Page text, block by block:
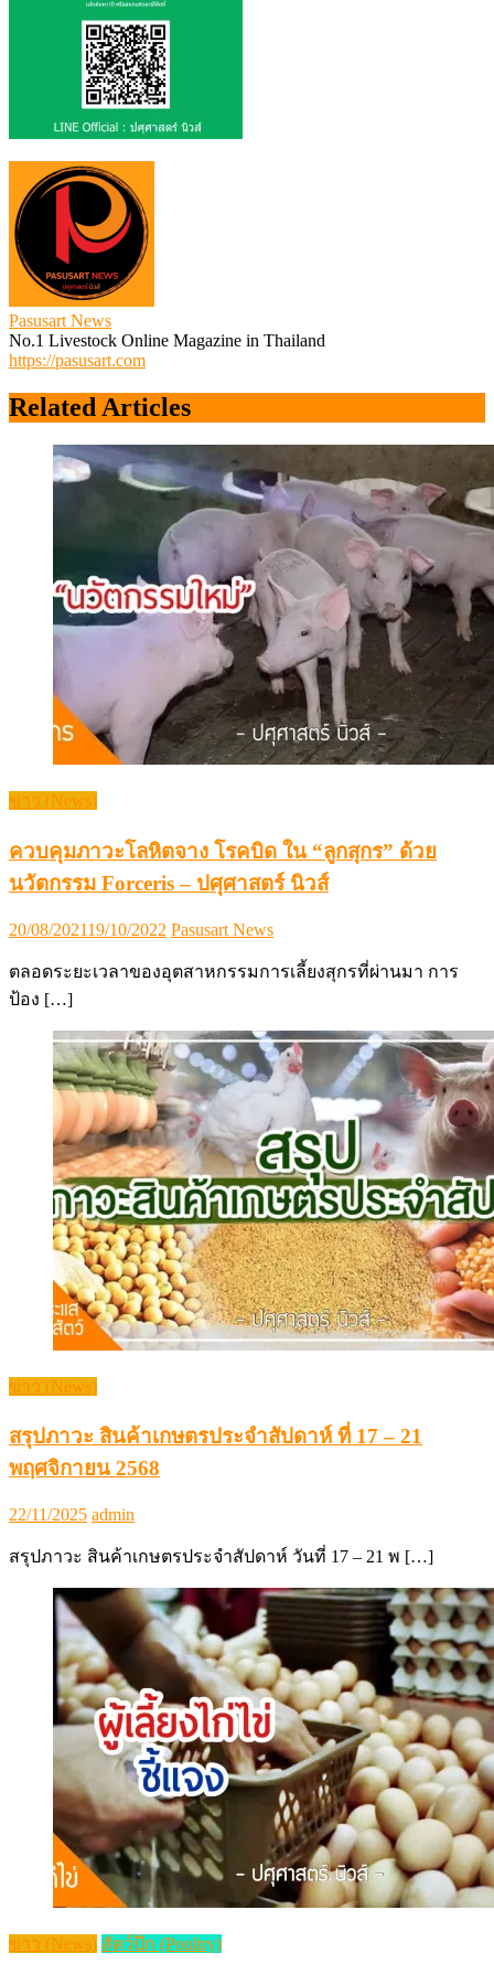
Pasusart News
No.1 Livestock Online Magazine in Thailand
https://pasusart.com
Related Articles
ข่าว (News)
ควบคุมภาวะโลหิตจาง โรคบิด ใน “ลูกสุกร” ด้วย
นวัตกรรม Forceris – ปศุศาสตร์ นิวส์
Posted
20/08/202119/10/2022 Author
Pasusart News
ตลอดระยะเวลาของอุตสาหกรรมการเลี้ยงสุกรที่ผ่านมา การ
ป้อง […]
ข่าว (News)
สรุปภาวะ สินค้าเกษตรประจำสัปดาห์ ที่ 17 – 21
พฤศจิกายน 2568
Posted
22/11/2025 Author
admin
สรุปภาวะ สินค้าเกษตรประจำสัปดาห์ วันที่ 17 – 21 พ […]
ข่าว (News) สัตว์ปีก (Poultry)